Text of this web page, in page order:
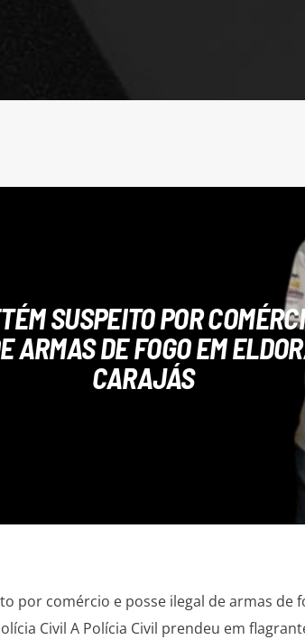
SUSPEITO POR
ARMAS DE FOGO EM
CARAJÁS
por comércio e posse ilegal de armas de
Civil A Polícia Civil prendeu em